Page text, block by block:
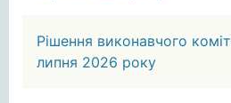
Рішення виконавчого
липня 2026 року